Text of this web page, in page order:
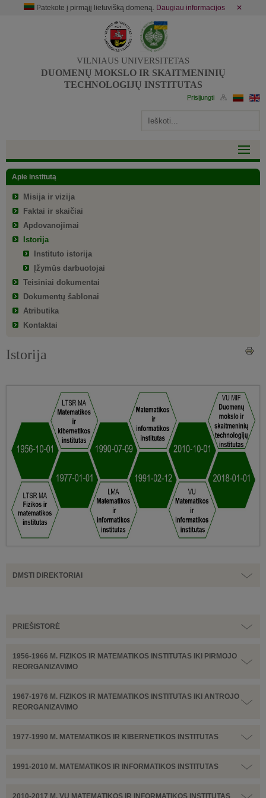
Patekote į pirmąjį lietuvišką domeną. Daugiau informacijos ✕
VILNIAUS UNIVERSITETAS
DUOMENŲ MOKSLO IR SKAITMENINIŲ
TECHNOLOGIJŲ INSTITUTAS
Apie institutą
Misija ir vizija
Faktai ir skaičiai
Apdovanojimai
Istorija
Instituto istorija
Įžymūs darbuotojai
Teisiniai dokumentai
Dokumentų šablonai
Atributika
Kontaktai
Istorija
DMSTI DIREKTORIAI
PRIEŠISTORĖ
1956-1966 M. FIZIKOS IR MATEMATIKOS INSTITUTAS IKI PIRMOJO
REORGANIZAVIMO
1967-1976 M. FIZIKOS IR MATEMATIKOS INSTITUTAS IKI ANTROJO
REORGANIZAVIMO
1977-1990 M. MATEMATIKOS IR KIBERNETIKOS INSTITUTAS
1991-2010 M. MATEMATIKOS IR INFORMATIKOS INSTITUTAS